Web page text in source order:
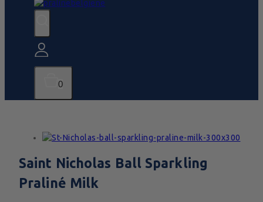
0
Saint Nicholas Ball Sparkling
Praliné Milk